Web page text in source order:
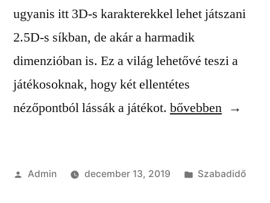
ugyanis itt 3D-s karakterekkel lehet játszani
2.5D-s síkban, de akár a harmadik
dimenzióban is. Ez a világ lehetővé teszi a
játékosoknak, hogy két ellentétes
nézőpontból lássák a játékot. “Izgalmas
bővebben
Szerző:
Admin december 13, 2019 Kategória:
Szabadidő